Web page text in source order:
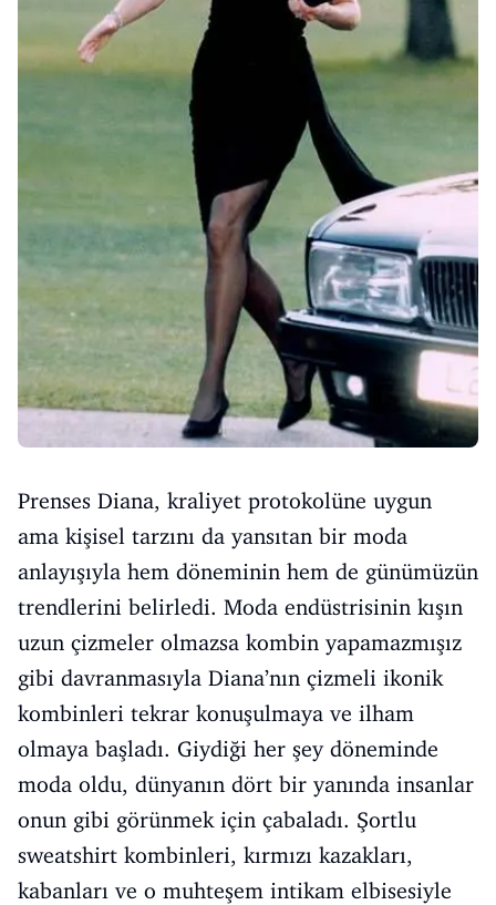
Prenses Diana, kraliyet protokolüne uygun
ama kişisel tarzını da yansıtan bir moda
anlayışıyla hem döneminin hem de günümüzün
trendlerini belirledi. Moda endüstrisinin kışın
uzun çizmeler olmazsa kombin yapamazmışız
gibi davranmasıyla Diana’nın çizmeli ikonik
kombinleri tekrar konuşulmaya ve ilham
olmaya başladı. Giydiği her şey döneminde
moda oldu, dünyanın dört bir yanında insanlar
onun gibi görünmek için çabaladı. Şortlu
sweatshirt kombinleri, kırmızı kazakları,
kabanları ve o muhteşem intikam elbisesiyle